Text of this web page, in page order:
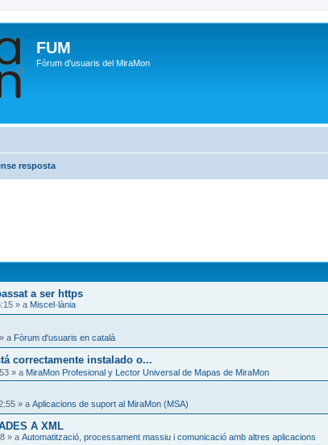
FUM
Fòrum d'usuaris del MiraMon
resposta
a ser https
» a Miscel·lània
» a Fòrum d'usuaris en català
correctamente instalado o...
» a MiraMon Profesional y Lector Universal de Mapas de MiraMon
» a Aplicacions de suport al MiraMon (MSA)
A XML
» a Automatització, processament massiu i comunicació amb altres aplicacions